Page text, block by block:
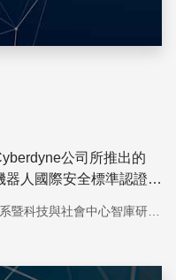
公司所推出的
器人國際安全標準認證。
為何，又可提供哪些協